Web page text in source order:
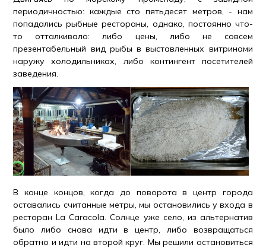
периодичностью: каждые сто пятьдесят метров, - нам
попадались рыбные рестораны, однако, постоянно что-
то отталкивало: либо цены, либо не совсем
презентабельный вид рыбы в выставленных витринами
наружу холодильниках, либо контингент посетителей
заведения.
В конце концов, когда до поворота в центр города
оставались считанные метры, мы остановились у входа в
ресторан La Caracola. Солнце уже село, из альтернатив
было либо снова идти в центр, либо возвращаться
обратно и идти на второй круг. Мы решили остановиться